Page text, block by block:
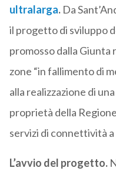
ultralarga. Da
il progetto di sviluppo
promosso dalla Giunta
zone “in fallimento di
alla realizzazione di
proprietà della
servizi di connettività
L’avvio del progetto.